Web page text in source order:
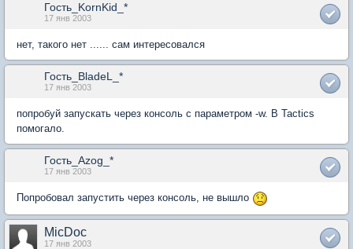
Гость_KornKid_*
17 янв 2003
нет, такого нет ...... сам интересовался
Гость_BladeL_*
17 янв 2003
попробуй запускать через консоль с параметром -w. В Tactics
помогало.
Гость_Azog_*
17 янв 2003
Попробовал запустить через консоль, не вышло
MicDoc
17 янв 2003